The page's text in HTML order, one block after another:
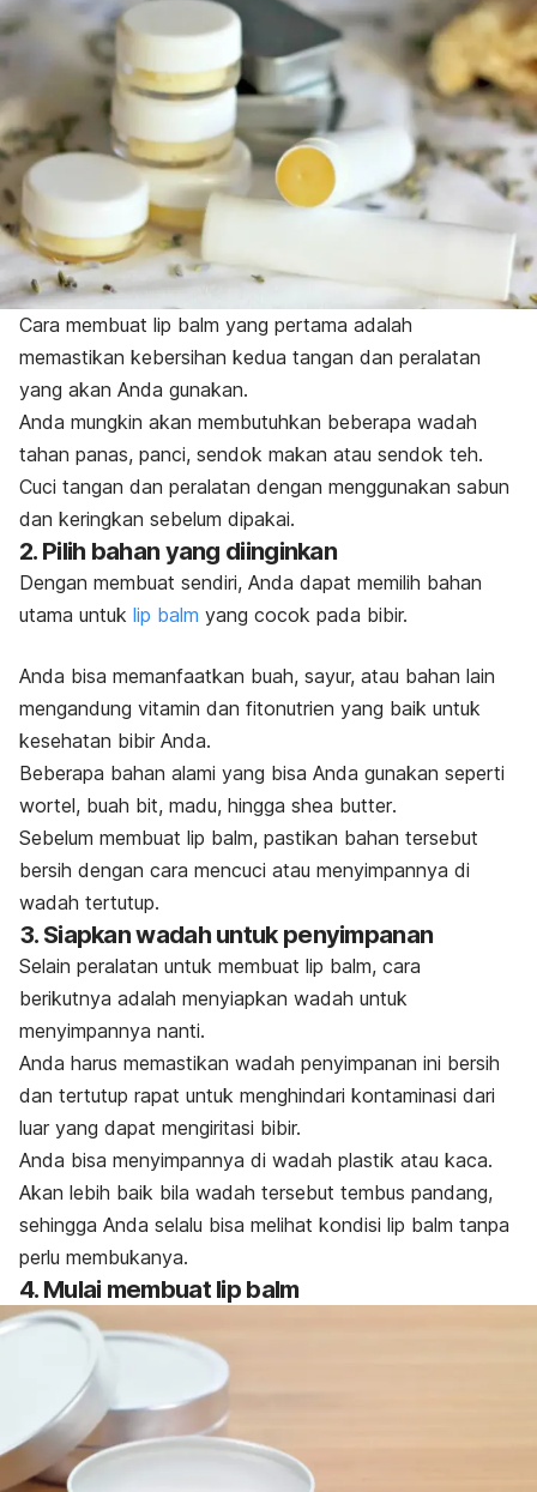
Cara membuat lip balm yang pertama adalah
memastikan kebersihan kedua tangan dan peralatan
yang akan Anda gunakan.
Anda mungkin akan membutuhkan beberapa wadah
tahan panas, panci, sendok makan atau sendok teh.
Cuci tangan dan peralatan dengan menggunakan sabun
dan keringkan sebelum dipakai.
2. Pilih bahan yang diinginkan
Dengan membuat sendiri, Anda dapat memilih bahan
utama untuk lip balm yang cocok pada bibir.
Anda bisa memanfaatkan buah, sayur, atau bahan lain
mengandung vitamin dan fitonutrien yang baik untuk
kesehatan bibir Anda.
Beberapa bahan alami yang bisa Anda gunakan seperti
wortel, buah bit, madu, hingga shea butter.
Sebelum membuat lip balm, pastikan bahan tersebut
bersih dengan cara mencuci atau menyimpannya di
wadah tertutup.
3. Siapkan wadah untuk penyimpanan
Selain peralatan untuk membuat lip balm, cara
berikutnya adalah menyiapkan wadah untuk
menyimpannya nanti.
Anda harus memastikan wadah penyimpanan ini bersih
dan tertutup rapat untuk menghindari kontaminasi dari
luar yang dapat mengiritasi bibir.
Anda bisa menyimpannya di wadah plastik atau kaca.
Akan lebih baik bila wadah tersebut tembus pandang,
sehingga Anda selalu bisa melihat kondisi lip balm tanpa
perlu membukanya.
4. Mulai membuat lip balm